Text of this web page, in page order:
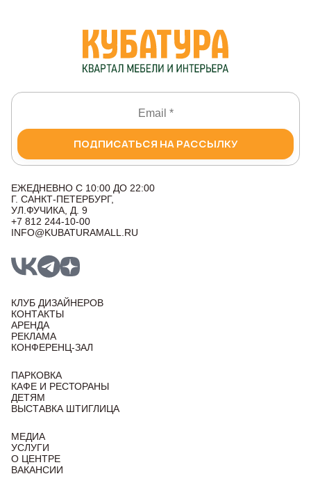
ПОДПИСАТЬСЯ НА РАССЫЛКУ
ЕЖЕДНЕВНО С 10:00 ДО 22:00
Г. САНКТ-ПЕТЕРБУРГ,
УЛ.ФУЧИКА, Д. 9
+7 812 244-10-00
INFO@KUBATURAMALL.RU
КЛУБ ДИЗАЙНЕРОВ
КОНТАКТЫ
АРЕНДА
РЕКЛАМА
КОНФЕРЕНЦ-ЗАЛ
ПАРКОВКА
КАФЕ И РЕСТОРАНЫ
ДЕТЯМ
ВЫСТАВКА ШТИГЛИЦА
МЕДИА
УСЛУГИ
О ЦЕНТРЕ
ВАКАНСИИ